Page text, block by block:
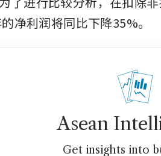
净利润将同比下降35%。
Asean
Get insights into